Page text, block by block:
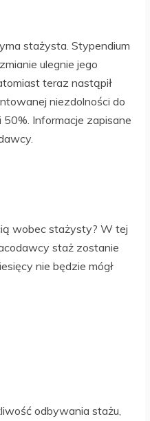
stażysta. Stypendium
ulegnie jego
teraz nastąpił
niezdolności do
Informacje zapisane
wobec stażysty? W tej
staż zostanie
nie będzie mógł
odbywania stażu,